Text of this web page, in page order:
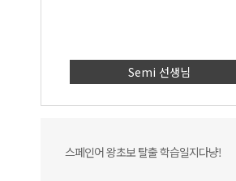
Semi 선생님
스페인어 왕초보 탈출 학습일지다냥!